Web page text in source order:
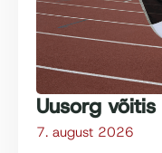
Uusorg
7. august 2026